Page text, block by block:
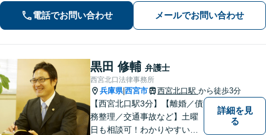
調べて皆様それぞれの問題に合った解
決策をご提案していきます。まずはご
相談を。【完全個室で対応】【バリア
フリー】
電話でお問い合わせ メールでお問い合わせ
黒田 修輔 弁護士
西宮北口法律事務所
兵庫県|西宮市 西宮北口駅 から徒歩3分
【西宮北口駅3分】【離婚／債
務整理／交通事故など】土曜
日も相談可！わかりやすい料
詳細を見
る